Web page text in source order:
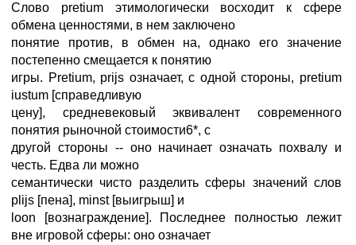
Слово pretium этимологически восходит к сфере
обмена ценностями, в нем заключено
понятие против, в обмен на, однако его значение
постепенно смещается к понятию
игры. Pretium, prijs означает, с одной стороны, pretium
iustum [справедливую
цену], средневековый эквивалент современного
понятия рыночной стоимости6*, с
другой стороны -- оно начинает означать похвалу и
честь. Едва ли можно
семантически чисто разделить сферы значений слов
plijs [пена], minst [выигрыш] и
loon [вознаграждение]. Последнее полностью лежит
вне игровой сферы: оно означает